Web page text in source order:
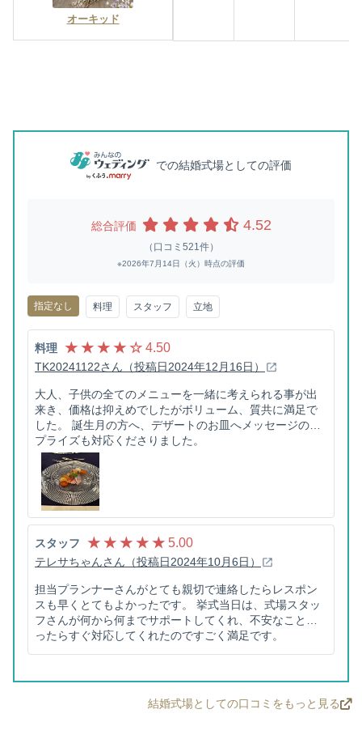
オーキッド
での結婚式場としての評価
総合評価 4.52
（口コミ521件）
※2026年7月14日（火）時点の評価
指定なし 料理 スタッフ 立地
料理 ★ ★ ★ ★ ☆ 4.50
TK20241122さん（投稿日2024年12月16日）
大人、子供の全てのメニューを一緒に考えられる事が出
来き、価格は抑えめでしたがボリューム、質共に満足で
した。 誕生月の方へ、デザートのお皿へメッセージのサ
プライズも対応くださりました。
スタッフ ★ ★ ★ ★ ★ 5.00
テレサちゃんさん（投稿日2024年10月6日）
担当プランナーさんがとても親切で連絡したらレスポン
スも早くとてもよかったです。 挙式当日は、式場スタッ
フさんが何から何までサポートしてくれ、不安なことあ
ったらすぐ対応してくれたのですごく満足です。
結婚式場としての口コミをもっと見る